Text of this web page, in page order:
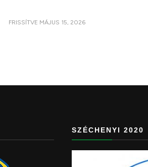
FRISSÍTVE MÁJUS 15, 2026
SZÉCHENYI 2020